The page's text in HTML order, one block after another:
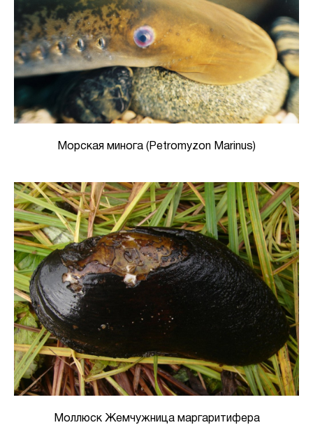
Морская минога (Petromyzon Marinus)
Моллюск Жемчужница маргаритифера